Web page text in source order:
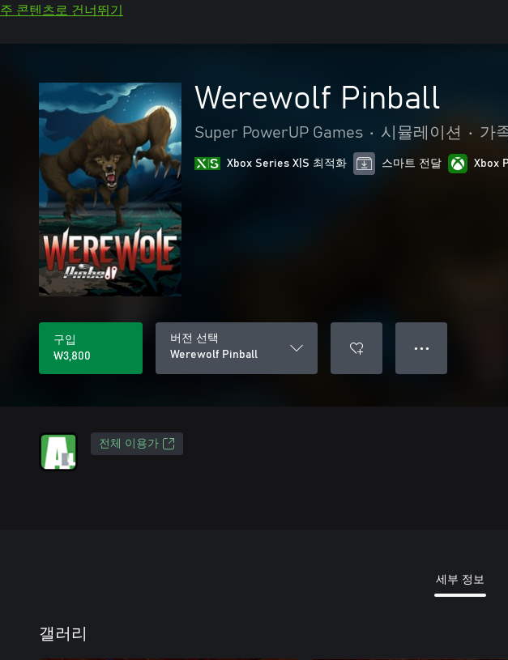
주 콘텐츠로 건너뛰기
Werewolf Pinball
Super PowerUP Games • 시뮬레이션 • 가
Xbox Series X|S 최적화 스마트 전달 Xbox
구입
₩3,800
버전 선택
Werewolf Pinball
● ● ●
전체 이용가
세부 정보
갤러리